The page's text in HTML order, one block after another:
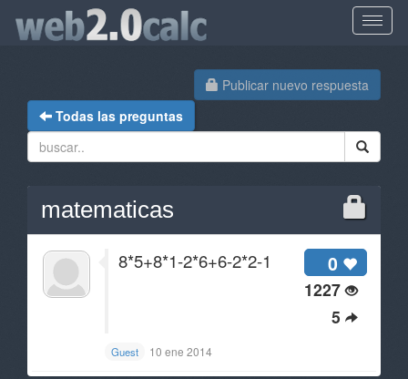
Publicar nuevo respuesta
Todas las preguntas
matematicas
0
1227
5
8*5+8*1-2*6+6-2*2-1
Guest 10 ene 2014